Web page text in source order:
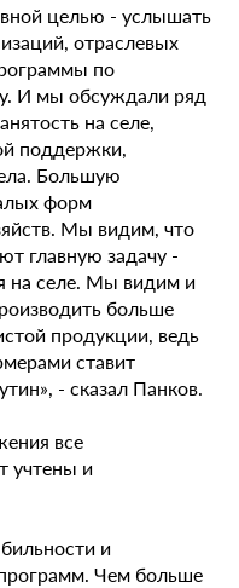
целью - услышать
отраслевых
по
И мы обсуждали ряд
на селе,
поддержки,
Большую
форм
Мы видим, что
главную задачу -
на селе. Мы видим и
больше
продукции, ведь
ставит
- сказал Панков.
все
учтены и
и
Чем больше